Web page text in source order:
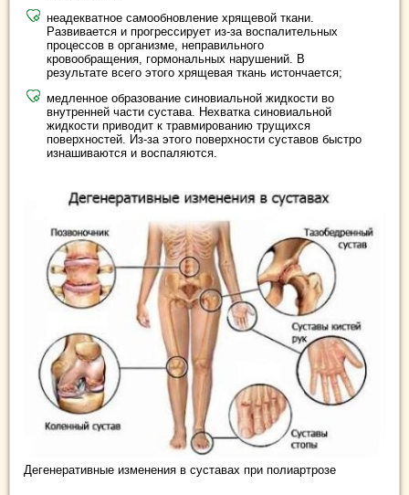
неадекватное самообновление хрящевой ткани.
Развивается и прогрессирует из-за воспалительных
процессов в организме, неправильного
кровообращения, гормональных нарушений. В
результате всего этого хрящевая ткань истончается;
медленное образование синовиальной жидкости во
внутренней части сустава. Нехватка синовиальной
жидкости приводит к травмированию трущихся
поверхностей. Из-за этого поверхности суставов быстро
изнашиваются и воспаляются.
Дегенеративные изменения в суставах при полиартрозе